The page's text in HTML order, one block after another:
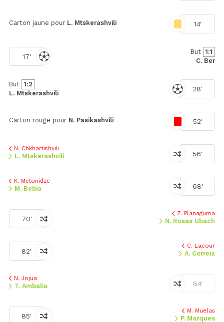
14'
Carton jaune pour L. Mtskerashvili
17'
But 1:1
C. Ber
28'
But 1:2
L. Mtskerashvili
52'
Carton rouge pour N. Pasikashvili
56'
N. Chkhartishvili
L. Mtskerashvili
68'
K. Metonidze
M. Bebia
70'
Z. Planaguma
N. Rosas Ubach
82'
C. Lacour
A. Correia
84'
N. Jojua
T. Ambalia
85'
M. Muelas
P. Marques